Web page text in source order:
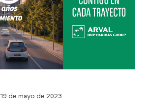
19 de mayo de 2023